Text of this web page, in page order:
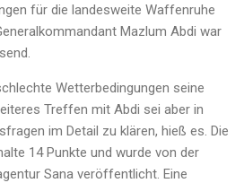
für die landesweite Waffenruhe
Mazlum Abdi war
Wetterbedingungen seine
Treffen mit Abdi sei aber in
im Detail zu klären, hieß es. Die
14 Punkte und wurde von der
Sana veröffentlicht. Eine